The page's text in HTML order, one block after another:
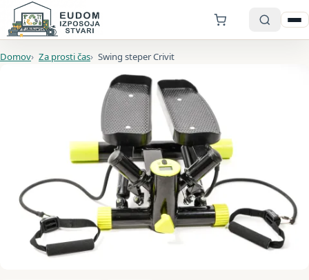
Iskanje
Domov Za prosti čas Swing steper Crivit